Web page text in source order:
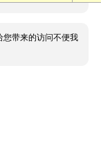
您带来的访问不便我